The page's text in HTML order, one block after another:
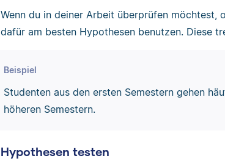
Wenn du in deiner Arbeit überprüfen möchtest,
dafür am besten Hypothesen benutzen. Diese
Beispiel
Studenten aus den ersten Semestern gehen
höheren Semestern.
Hypothesen testen